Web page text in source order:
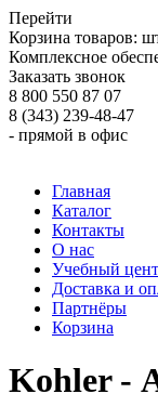
Перейти
Корзина товаров:
Комплексное
Заказать звонок
8 800 550 87 07
8 (343) 239-48-47
- прямой в офис
Главная
Каталог
Контакты
О нас
Учебный
Доставка и
Партнёры
Корзина
Kohler -